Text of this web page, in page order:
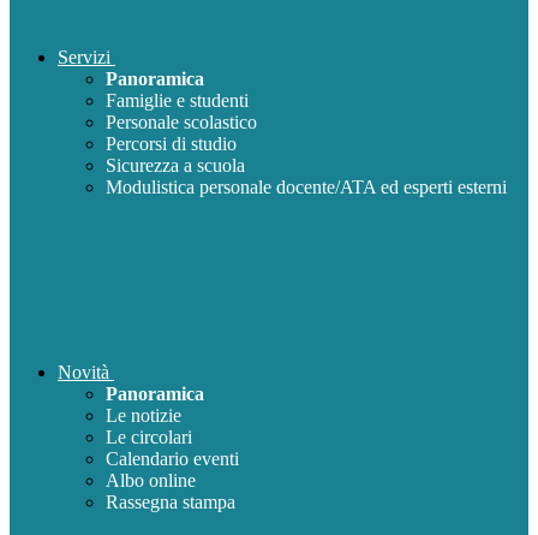
Servizi
Panoramica
Famiglie e studenti
Personale scolastico
Percorsi di studio
Sicurezza a scuola
Modulistica personale docente/ATA ed esperti esterni
Novità
Panoramica
Le notizie
Le circolari
Calendario eventi
Albo online
Rassegna stampa